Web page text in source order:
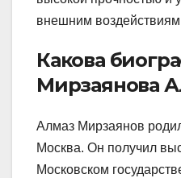
внешним
Какова
Мирзаянова
Алмаз Мирзаянов
Москва. Он получил
Московском